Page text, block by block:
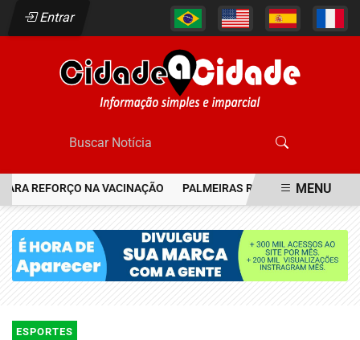
Entrar
REFORÇO NA VACINAÇÃO PALMEIRAS RESGATA JOIA DO
MENU
ESPORTES